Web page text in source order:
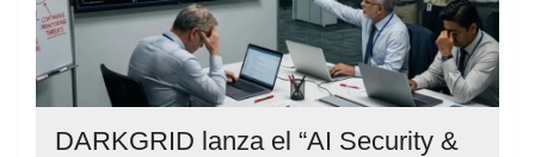
DARKGRID lanza el “AI Security &